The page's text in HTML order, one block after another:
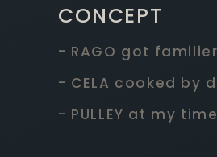
CONCEPT
- RAGO got familier
- CELA cooked by
- PULLEY at my time